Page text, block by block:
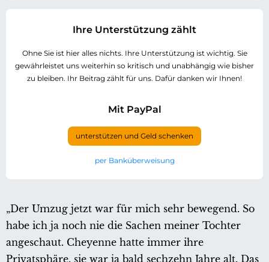
Ihre Unterstützung zählt
Ohne Sie ist hier alles nichts. Ihre Unterstützung ist wichtig. Sie
gewährleistet uns weiterhin so kritisch und unabhängig wie bisher
zu bleiben. Ihr Beitrag zählt für uns. Dafür danken wir Ihnen!
Mit PayPal
unterstützen und Geld schenken
per Banküberweisung
„Der Umzug jetzt war für mich sehr bewegend. So
habe ich ja noch nie die Sachen meiner Tochter
angeschaut. Cheyenne hatte immer ihre
Privatsphäre, sie war ja bald sechzehn Jahre alt. Das